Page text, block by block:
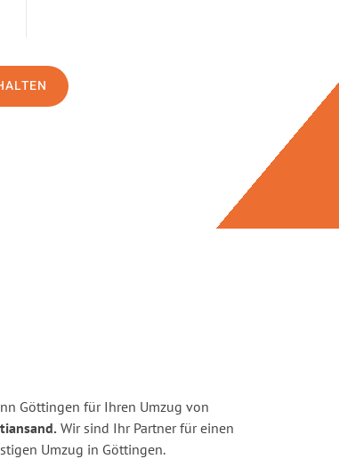
Göttingen für Ihren Umzug von
Wir sind Ihr Partner für einen
Umzug in Göttingen.